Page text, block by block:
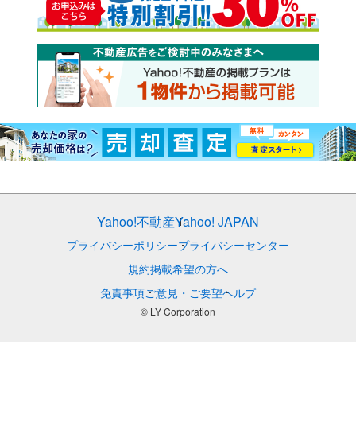
Yahoo!不動産Yahoo! JAPAN
プライバシーポリシープライバシーセンター
規約掲載希望の方へ
免責事項ご意見・ご要望ヘルプ
© LY Corporation